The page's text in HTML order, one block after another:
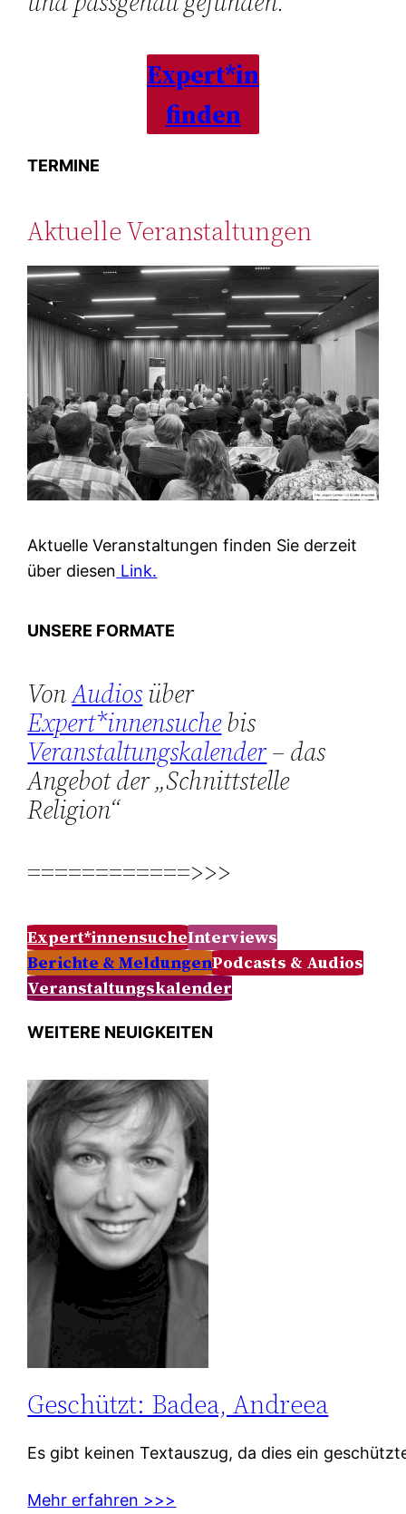
Expert*in
finden
TERMINE
Aktuelle Veranstaltungen
Aktuelle Veranstaltungen finden Sie derzeit
über diesen Link.
UNSERE FORMATE
VonAudiosüber
Expert*innensuchebis
Veranstaltungskalender– das
Angebot der „Schnittstelle
Religion“
============>>>
Expert*innensucheInterviews
Berichte & MeldungenPodcasts & Audios
Veranstaltungskalender
WEITERE NEUIGKEITEN
Geschützt: Badea, Andreea
Es gibt keinen Textauszug, da dies ein
Mehr erfahren >>>